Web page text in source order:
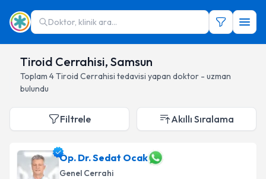
Doktor, klinik ara...
Tiroid Cerrahisi, Samsun
Toplam 4Tiroid Cerrahisi tedavisi yapan doktor - uzman
bulundu
Filtrele Akıllı Sıralama
Op. Dr. Sedat Ocak
Genel Cerrahi